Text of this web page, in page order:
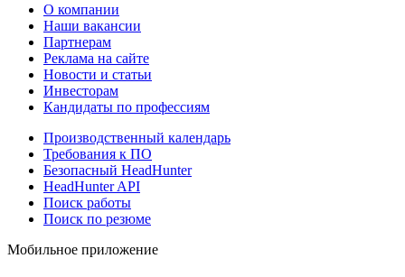
О компании
Наши вакансии
Партнерам
Реклама на сайте
Новости и статьи
Инвесторам
Кандидаты по профессиям
Производственный календарь
Требования к ПО
Безопасный HeadHunter
HeadHunter API
Поиск работы
Поиск по резюме
Мобильное приложение